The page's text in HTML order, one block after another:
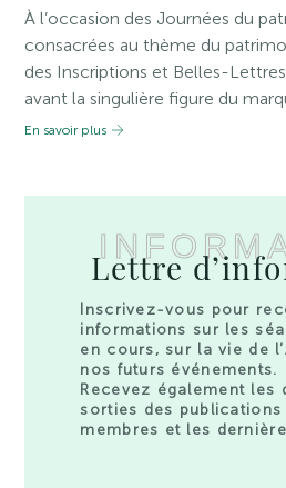
À l’occasion des Journées du
consacrées au thème du
des Inscriptions et Belles-
avant la singulière figure du
En savoir plus
Lettre
Inscrivez-vous pour
informations sur les
en cours, sur la vie de
nos futurs événements.
Recevez également les
sorties des publications
membres et les